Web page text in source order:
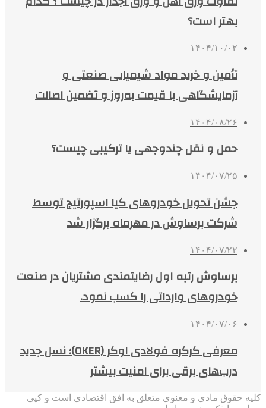
بهتر است؟
۱۴۰۴/۱۰/۰۲
تأمین و خرید مواد شیمیایی صنعتی و
آزمایشگاهی با قیمت به‌روز و تضمین اصالت
۱۴۰۴/۰۸/۲۶
حمل و نقل چندوجهی یا ترکیبی چیست؟
۱۴۰۴/۰۷/۲۵
جشن تحویل خودروهای کیا اسپورتیج توسط
شرکت برساوش در مهرماه برگزار شد
۱۴۰۴/۰۷/۲۲
برساوش رتبه اول رضایتمندی مشتریان در صنعت
خودروهای وارداتی را کسب نمود.
۱۴۰۴/۰۷/۰۶
معرفی کرکره فولادی اوکر (OKER)؛ نسل جدید
درب‌های برقی برای امنیت بیشتر
کلیه حقوق مادی و معنوی متعلق به افق اقتصادی است و کپی